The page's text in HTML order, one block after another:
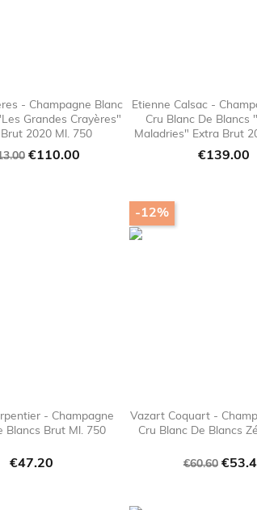
- Champagne Blanc
Grandes Crayères"
Brut 2020 Ml. 750
Price
€110.00
 favorite_border
Etienne Calsac -
Cru Blanc De Blancs
Maladries" Extra Brut
Price
€139.00

- Champagne
Blancs Brut Ml. 750
Price
€47.20
Vazart Coquart -
Cru Blanc De Blancs
Regular
€60.60 Price
-12%